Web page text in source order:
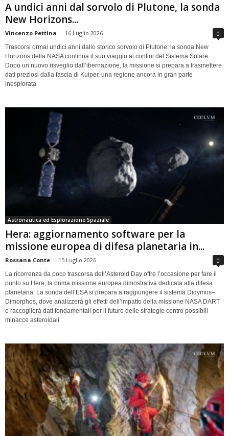
A undici anni dal sorvolo di Plutone, la sonda
New Horizons...
Vincenzo Pettina - 16 Luglio 2026 0
Trascorsi ormai undici anni dallo storico sorvolo di Plutone, la sonda New
Horizons della NASA continua il suo viaggio ai confini del Sistema Solare.
Dopo un nuovo risveglio dall’ibernazione, la missione si prepara a trasmettere
dati preziosi dalla fascia di Kuiper, una regione ancora in gran parte
inesplorata
Astronautica ed Esplorazione Spaziale
Hera: aggiornamento software per la
missione europea di difesa planetaria in...
Rossana Conte - 15 Luglio 2026 0
La ricorrenza da poco trascorsa dell’Asteroid Day offre l’occasione per fare il
punto su Hera, la prima missione europea dimostrativa dedicata alla difesa
planetaria. La sonda dell’ESA si prepara a raggiungere il sistema Didymos–
Dimorphos, dove analizzerà gli effetti dell’impatto della missione NASA DART
e raccoglierà dati fondamentali per il futuro delle strategie contro possibili
minacce asteroidali